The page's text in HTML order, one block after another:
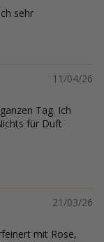
sehr
11/04/26
Tag. Ich
für Duft
21/03/26
mit Rose,